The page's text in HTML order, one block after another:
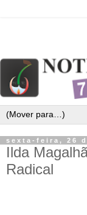
sexta-feira, 26
Ilda
Radical